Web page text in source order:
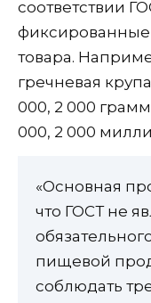
соответствии
фиксированные
товара.
гречневая
000, 2 000
000, 2 000
«Основная
что ГОСТ не
пищевой
соблюдать